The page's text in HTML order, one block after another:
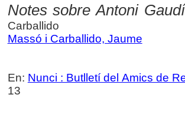
Notes sobre Antoni
Carballido
Massó i Carballido, Jaume
En: Nunci : Butlletí del Amics de
13